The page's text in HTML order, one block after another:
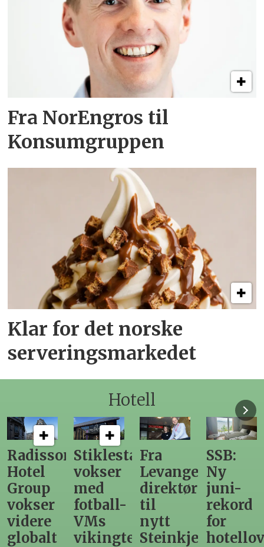
Fra NorEngros til
Konsumgruppen
Klar for det norske
serveringsmarkedet
Hotell
Stiklestad
vokser
med
fotball-
VMs
vikingtematikk
Fra
Levanger-
direktør
til
nytt
Steinkjer-
SSB:
Ny
juni-
rekord
for
Elendig
gir
utslag
for